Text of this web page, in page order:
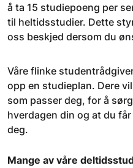
å ta 15 studiepoeng per
til heltidsstudier. Dette
oss beskjed dersom du
Våre flinke
opp en studieplan. Dere
som passer deg, for å
hverdagen din og at du
deg.
Mange av våre